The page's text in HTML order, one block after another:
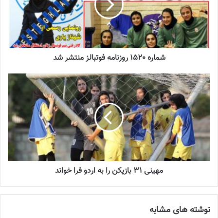
زنان
2023-12-24
دعوت آزمون از 30 بازیکن به اردوی تیم ملی
آینده درخشانی در انتظار فوتبال بانوان است
2022-12-10
رقابت‌های فصل ۱۴۰۴ لیگ برتر باشگاه‌های فوتبال ساحلیدختران ایران
از ۱۱ تا ۱۷ شهریور با حضور هشت تیم به صورت متمرکز در مجموعه
ورزشی سلمان محمودآباد شهر یزد جریان دارد.
گلساپوش یزد می‌تواند برای کسب یکی از سکوهای قهرمانی رقابت کند.
شماره 1520 روزنامه فوتبالز منتشر شد
مهینی 31 بازیکن را به اردو فرا خواند
نوشته های مشابه